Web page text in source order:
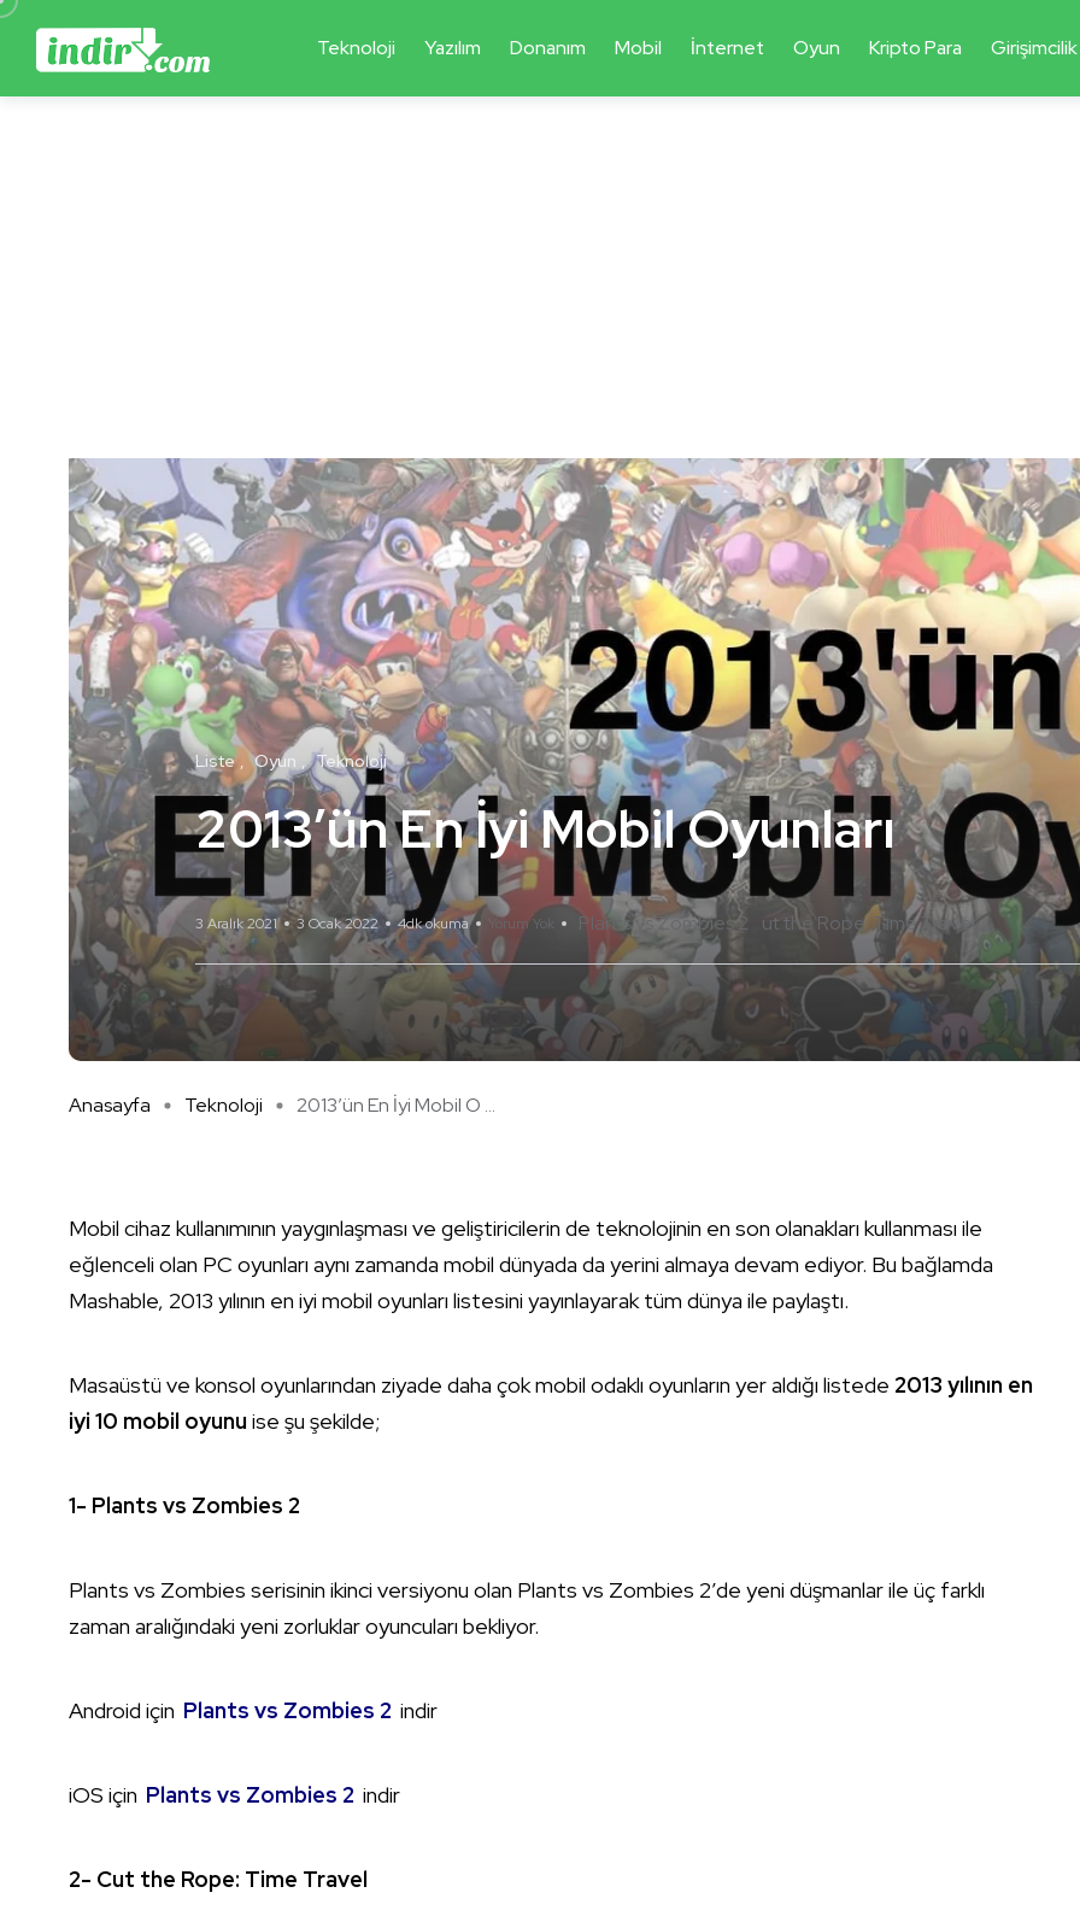
Teknoloji Yazılım Donanım Mobil İnternet Oyun Kripto Para Girişimcilik
Liste Oyun Teknoloji
2013’ün En İyi Mobil Oyunları
3 Aralık 2021 3 Ocak 2022 4dk okuma Yorum Yok Plants vs Zombies 2 ut the Rope: Time Travel
Anasayfa Teknoloji 2013’ün En İyi Mobil O ...
Mobil cihaz kullanımının yaygınlaşması ve geliştiricilerin de teknolojinin en son olanakları kullanması ile
eğlenceli olan PC oyunları aynı zamanda mobil dünyada da yerini almaya devam ediyor. Bu bağlamda
Mashable, 2013 yılının en iyi mobil oyunları listesini yayınlayarak tüm dünya ile paylaştı.
Masaüstü ve konsol oyunlarından ziyade daha çok mobil odaklı oyunların yer aldığı listede 2013 yılının en
iyi 10 mobil oyunu ise şu şekilde;
1- Plants vs Zombies 2
Plants vs Zombies serisinin ikinci versiyonu olan Plants vs Zombies 2’de yeni düşmanlar ile üç farklı
zaman aralığındaki yeni zorluklar oyuncuları bekliyor.
Android için Plants vs Zombies 2 indir
iOS için Plants vs Zombies 2 indir
2- Cut the Rope: Time Travel